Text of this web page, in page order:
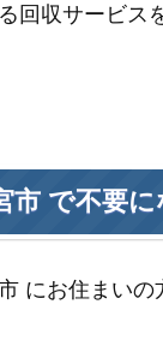
回収サービス
市 で不要
にお住まいの